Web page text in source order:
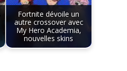
Fortnite dévoile un
autre crossover avec
My Hero Academia,
nouvelles skins